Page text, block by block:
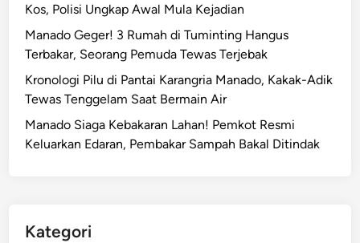
Kos, Polisi Ungkap Awal Mula Kejadian
Manado Geger! 3 Rumah di Tuminting Hangus
Terbakar, Seorang Pemuda Tewas Terjebak
Kronologi Pilu di Pantai Karangria Manado, Kakak-Adik
Tewas Tenggelam Saat Bermain Air
Manado Siaga Kebakaran Lahan! Pemkot Resmi
Keluarkan Edaran, Pembakar Sampah Bakal Ditindak
Kategori